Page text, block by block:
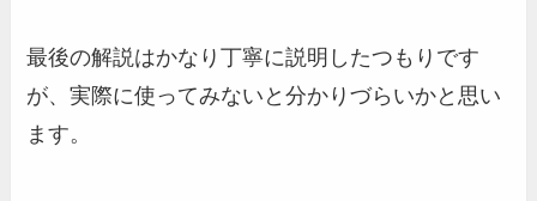
最後の解説はかなり丁寧に説明したつもりです
が、実際に使ってみないと分かりづらいかと思い
ます。